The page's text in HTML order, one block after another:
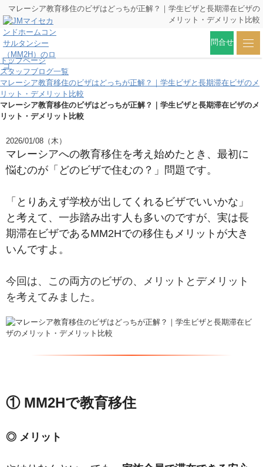
マレーシア教育移住のビザはどっちが正解？｜学生ビザと長期滞在ビザの
メリット・デメリット比較
問合せ
トップページ
スタッフブログ一覧
マレーシア教育移住のビザはどっちが正解？｜学生ビザと長期滞在ビザのメ
リット・デメリット比較
マレーシア教育移住のビザはどっちが正解？｜学生ビザと長期滞在ビザのメ
リット・デメリット比較
2026/01/08（木）
マレーシアへの教育移住を考え始めたとき、最初に
悩むのが 「どのビザで住むの？」問題です。
「とりあえず学校が出してくれるビザでいいかな」
と考えて、一歩踏み出す人も多いのですが、実は長
期滞在ビザであるMM2Hでの移住もメリットが大き
いんですよ。
今回は、この両方のビザの、メリットとデメリット
を考えてみました。
① MM2Hで教育移住
◎ メリット